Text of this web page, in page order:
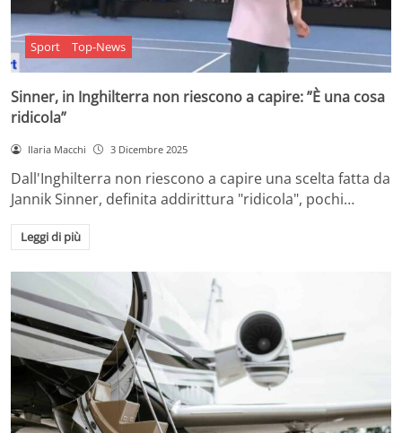
Sport Top-News
Sinner, in Inghilterra non riescono a capire: ”È una cosa
ridicola”
Ilaria Macchi 3 Dicembre 2025
Dall'Inghilterra non riescono a capire una scelta fatta da
Jannik Sinner, definita addirittura "ridicola", pochi…
Leggi di più